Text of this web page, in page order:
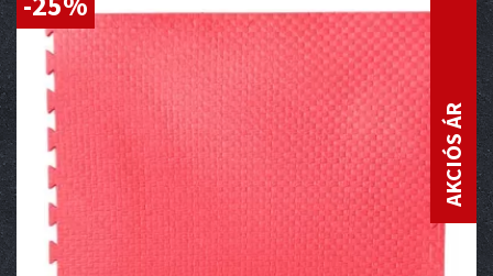
AKCIÓS ÁR